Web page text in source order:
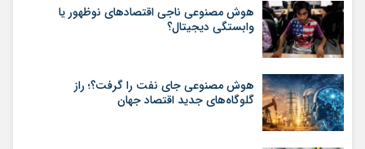
هوش مصنوعی ناجی اقتصادهای نوظهور یا
وابستگی دیجیتال؟
هوش مصنوعی جای نفت را گرفت؟؛ راز
گلوگاه‌های جدید اقتصاد جهان